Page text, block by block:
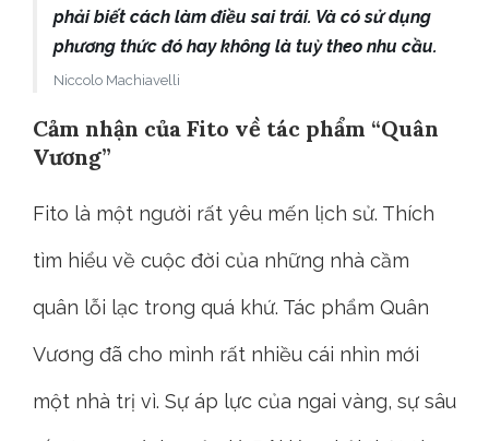
phải biết cách làm điều sai trái. Và có sử dụng
phương thức đó hay không là tuỳ theo nhu cầu.
Niccolo Machiavelli
Cảm nhận của Fito về tác phẩm “Quân
Vương”
Fito là một người rất yêu mến lịch sử. Thích
tìm hiểu về cuộc đời của những nhà cầm
quân lỗi lạc trong quá khứ. Tác phẩm Quân
Vương đã cho mình rất nhiều cái nhìn mới
một nhà trị vì. Sự áp lực của ngai vàng, sự sâu